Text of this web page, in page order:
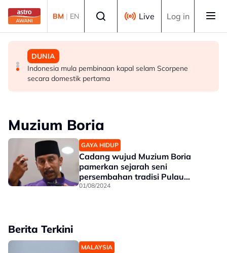
Skip to main content
BM | EN Live Log in
MALAYSIA
Lima kawasan di Sarawak catat IPU tidak sihat
MALAYSIA
Lelaki maut, lima ahli keluarga terselamat, kereta
terbabas masuk longkang di Kampung Gajah
DUNIA
Indonesia mula pembinaan kapal selam Scorpene
secara domestik pertama
Muzium Boria
GAYA HIDUP
Cadang wujud Muzium Boria
pamerkan sejarah seni
persembahan tradisi Pulau
Pinang
01/08/2024
Berita Terkini
MALAYSIA